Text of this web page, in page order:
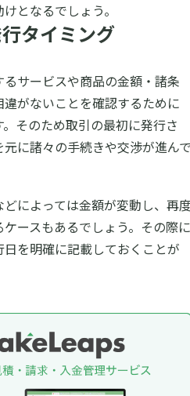
となるでしょう。
タイミング
サービスや商品の金額・諸条
がないことを確認するために
そのため取引の最初に発行さ
に諸々の手続きや交渉が進ん
によっては金額が変動し、再
ースもあるでしょう。その際に
を明確に記載しておくことが